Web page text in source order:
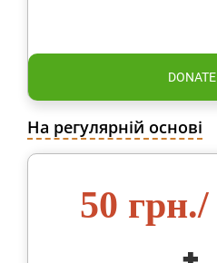
DONATE
На регулярній основі
50 грн./